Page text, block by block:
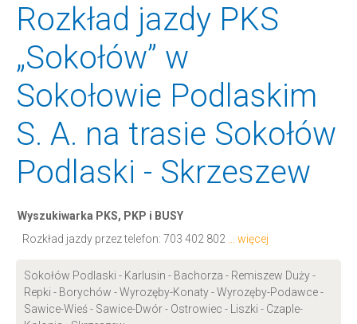
Rozkład jazdy PKS
„Sokołów” w
Sokołowie Podlaskim
S. A. na trasie Sokołów
Podlaski - Skrzeszew
Wyszukiwarka PKS, PKP i BUSY
Rozkład jazdy przez telefon: 703 402 802 ... więcej
Sokołów Podlaski - Karlusin - Bachorza - Remiszew Duży -
Repki - Borychów - Wyrozęby-Konaty - Wyrozęby-Podawce -
Sawice-Wieś - Sawice-Dwór - Ostrowiec - Liszki - Czaple-